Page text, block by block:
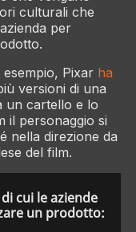
culturali che
per
esempio, Pixar ha
versioni di una
un cartello e lo
il personaggio si
nella direzione da
del film.
cui le aziende
un prodotto: